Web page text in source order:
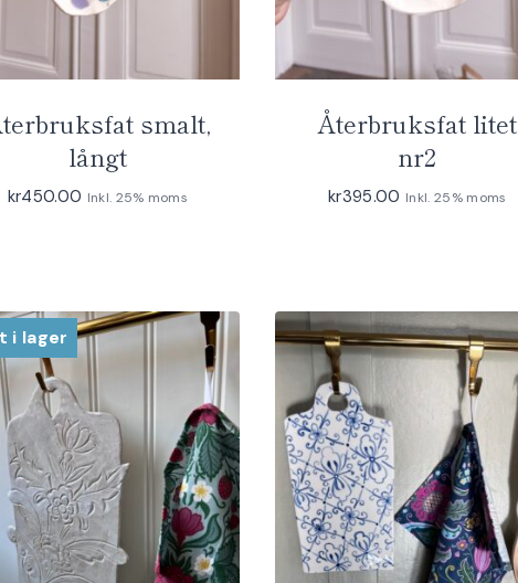
smalt,
långt
kr450.00 Inkl. 25% moms
Återbruksfat litet
nr2
kr395.00 Inkl. 25% moms
i lager